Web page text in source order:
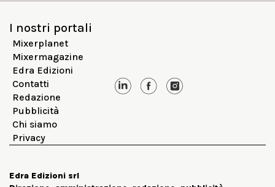
I nostri portali
Mixerplanet
Mixermagazine
Edra Edizioni
Contatti
Redazione
Pubblicità
Chi siamo
Privacy
Edra Edizioni srl